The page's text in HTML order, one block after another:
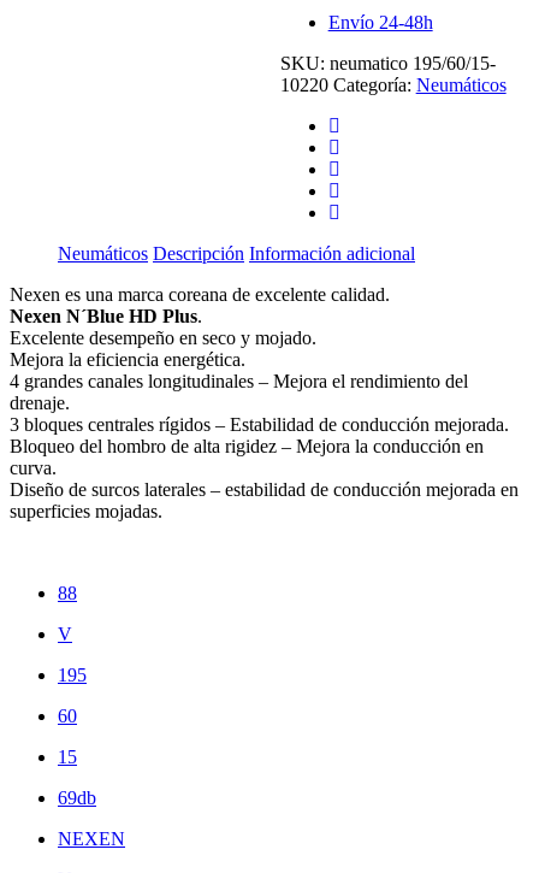
Envío 24-48h
SKU: neumatico 195/60/15-
10220 Categoría: Neumáticos
Neumáticos Descripción Información adicional
Nexen es una marca coreana de excelente calidad.
Nexen N´Blue HD Plus.
Excelente desempeño en seco y mojado.
Mejora la eficiencia energética.
4 grandes canales longitudinales – Mejora el rendimiento del
drenaje.
3 bloques centrales rígidos – Estabilidad de conducción mejorada.
Bloqueo del hombro de alta rigidez – Mejora la conducción en
curva.
Diseño de surcos laterales – estabilidad de conducción mejorada en
superficies mojadas.
88
V
195
60
15
69db
NEXEN